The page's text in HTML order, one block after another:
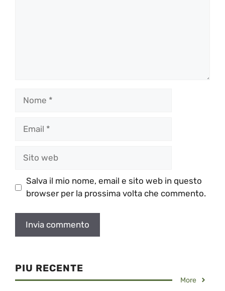
Salva il mio nome, email e sito web in questo
browser per la prossima volta che commento.
PIU RECENTE
More